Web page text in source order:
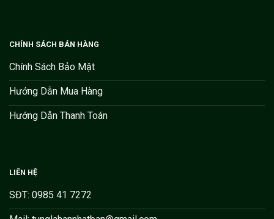
CHÍNH SÁCH BÁN HÀNG
Chính Sách Bảo Mật
Hướng Dẫn Mua Hàng
Hướng Dẫn Thanh Toán
LIÊN HỆ
SĐT: 0985 41 7272